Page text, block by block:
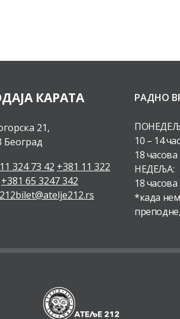
КАРАТА
21,
Београд
324 73 42 +381 11 322
+381 65 3247 342
РАДНО
10 – 14
18
НЕДЕЉА:
18
*када